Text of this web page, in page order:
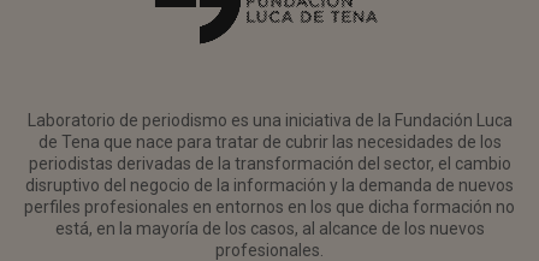
Laboratorio de periodismo es una iniciativa de la Fundación Luca
de Tena que nace para tratar de cubrir las necesidades de los
periodistas derivadas de la transformación del sector, el cambio
disruptivo del negocio de la información y la demanda de nuevos
perfiles profesionales en entornos en los que dicha formación no
está, en la mayoría de los casos, al alcance de los nuevos
profesionales.